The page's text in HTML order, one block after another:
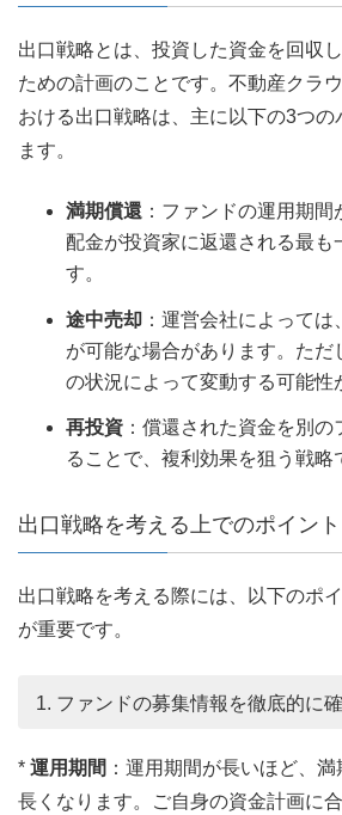
出口戦略とは、投資した資金を回収
ための計画のことです。不動産クラ
おける出口戦略は、主に以下の3つ
ます。
満期償還 ：ファンドの運用期
配金が投資家に返還される最も
す。
途中売却 ：運営会社によって
が可能な場合があります。ただ
の状況によって変動する可能性
再投資 ：償還された資金を別
ることで、複利効果を狙う戦略
出口戦略を考える上でのポイント
出口戦略を考える際には、以下のポ
が重要です。
1. ファンドの募集情報を徹底的に
* 運用期間 ：運用期間が長いほど、
長くなります。ご自身の資金計画に